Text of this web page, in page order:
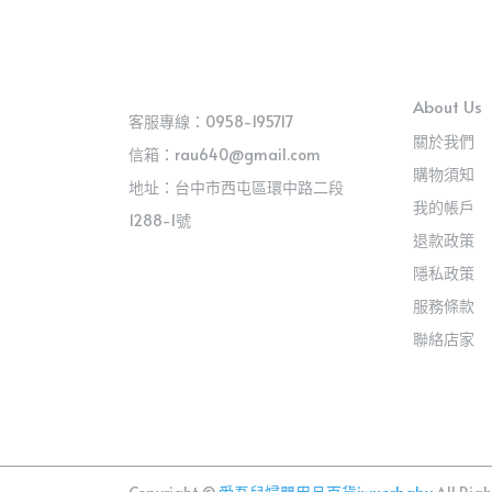
客服專線：0958-195717
信箱：rau640@gmail.com
地址：台中市西屯區環中路二段
1288-1號
About Us
關於我們
購物須知
我的帳戶
退款政策
隱私政策
服務條款
聯絡店家